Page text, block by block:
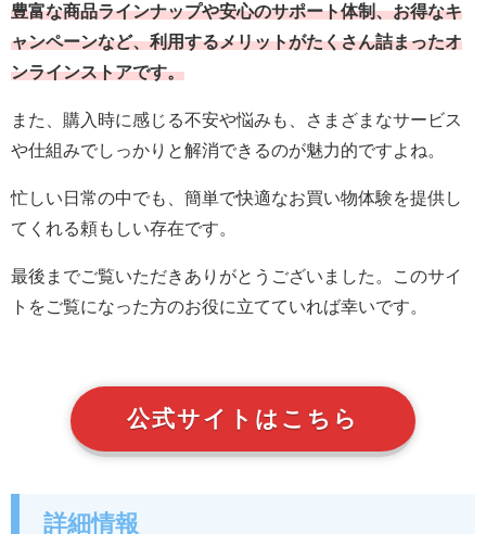
豊富な商品ラインナップや安心のサポート体制、お得なキ
ャンペーンなど、利用するメリットがたくさん詰まったオ
ンラインストアです。
また、購入時に感じる不安や悩みも、さまざまなサービス
や仕組みでしっかりと解消できるのが魅力的ですよね。
忙しい日常の中でも、簡単で快適なお買い物体験を提供し
てくれる頼もしい存在です。
最後までご覧いただきありがとうございました。このサイ
トをご覧になった方のお役に立てていれば幸いです。
公式サイトはこちら
詳細情報